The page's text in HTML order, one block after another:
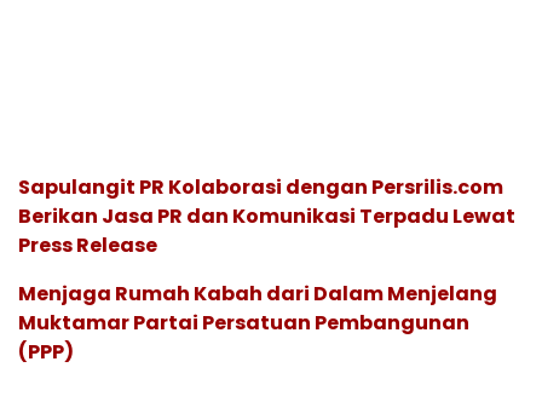
Sapulangit PR Kolaborasi dengan Persrilis.com
Berikan Jasa PR dan Komunikasi Terpadu Lewat
Press Release
Menjaga Rumah Kabah dari Dalam Menjelang
Muktamar Partai Persatuan Pembangunan
(PPP)